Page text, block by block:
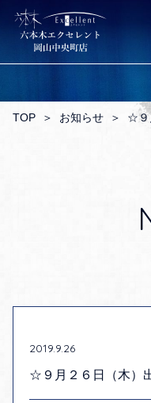
TOP ＞ お知らせ ＞ ☆９
2019.9.26
☆９月２６日（木）